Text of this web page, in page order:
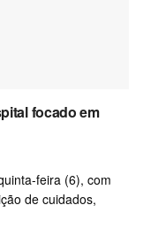
focado em
feira (6), com
de cuidados,